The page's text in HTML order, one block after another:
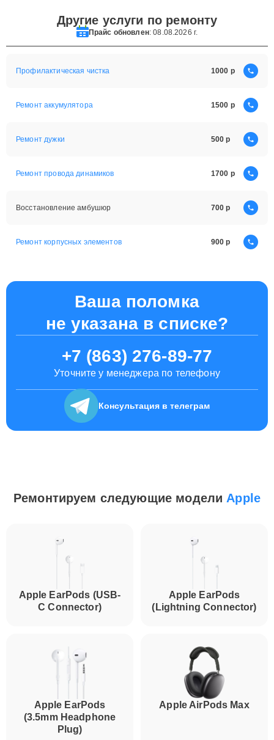
Другие услуги по ремонту
Прайс обновлен: 08.08.2026 г.
Профилактическая чистка 1000
Ремонт аккумулятора 1500
Ремонт дужки 500
Ремонт провода динамиков 1700
Восстановление амбушюр 700
Ремонт корпусных элементов 900
Ваша поломка
не указана в списке?
+7 (863) 276-89-77
Уточните у менеджера по телефону
Консультация в телеграм
Ремонтируем следующие модели Apple
Apple EarPods (USB-
C Connector)
Apple EarPods
(Lightning Connector)
Apple EarPods
(3.5mm Headphone
Plug)
Apple AirPods Max